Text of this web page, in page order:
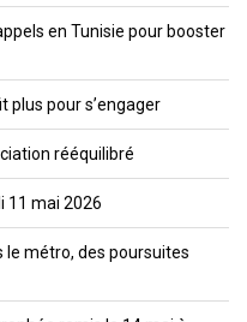
en Tunisie pour booster
plus pour s’engager
rééquilibré
11 mai 2026
le métro, des poursuites